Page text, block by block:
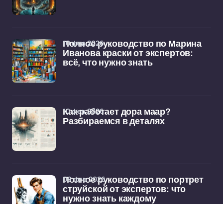
Полное руководство по Марина
Иванова краски от экспертов:
всё, что нужно знать
10 фев 2026
Как работает дора маар?
Разбираемся в деталях
10 фев 2026
Полное руководство по портрет
струйской от экспертов: что
нужно знать каждому
09 фев 2026